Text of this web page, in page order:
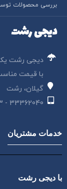
بررسی محصولات
دیجی رشت
دیجی رشت یک
با قیمت
گیلان، رشت
33362040 - 013 | 33367575 - 013
خدمات مشتریان
با دیجی رشت